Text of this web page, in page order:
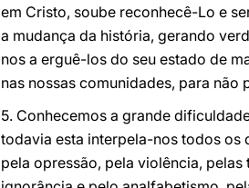
em Cristo, soube reconhecê-Lo e
a mudança da história, gerando
nos a erguê-los do seu estado de
nas nossas comunidades, para
5. Conhecemos a grande
todavia esta interpela-nos todos os
pela opressão, pela violência,